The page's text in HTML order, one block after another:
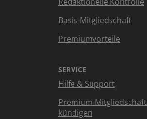
Basis-Mitgliedschaft
Premiumvorteile
SERVICE
Hilfe & Support
Premium-Mitgliedschaft
kündigen